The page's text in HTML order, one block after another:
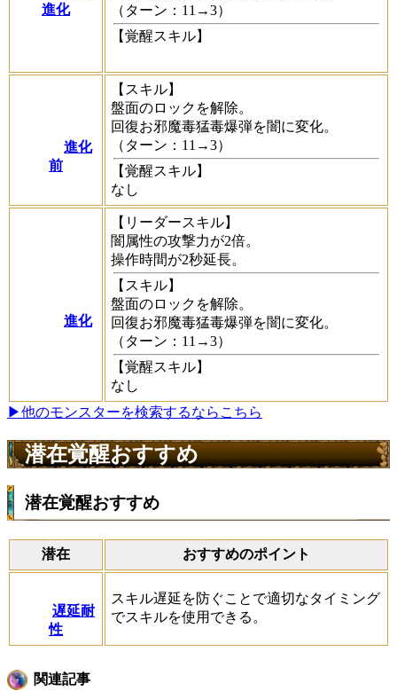
進化
（ターン：11→3）
【覚醒スキル】
進化
前
【スキル】
盤面のロックを解除。
回復お邪魔毒猛毒爆弾を闇に変化。
（ターン：11→3）
【覚醒スキル】
なし
進化
【リーダースキル】
闇属性の攻撃力が2倍。
操作時間が2秒延長。
【スキル】
盤面のロックを解除。
回復お邪魔毒猛毒爆弾を闇に変化。
（ターン：11→3）
【覚醒スキル】
なし
▶他のモンスターを検索するならこちら
潜在覚醒おすすめ
潜在覚醒おすすめ
潜在 おすすめのポイント
遅延耐
性
スキル遅延を防ぐことで適切なタイミング
でスキルを使用できる。
関連記事